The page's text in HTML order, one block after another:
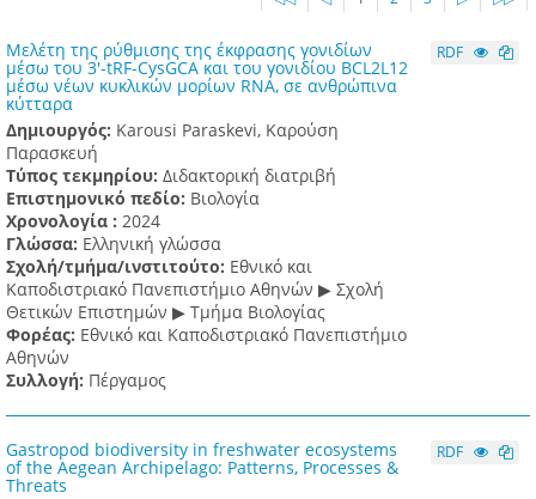
Μελέτη της ρύθμισης της έκφρασης γονιδίων
μέσω του 3′-tRF-CysGCA και του γονιδίου BCL2L12
μέσω νέων κυκλικών μορίων RNA, σε ανθρώπινα
κύτταρα
Δημιουργός: Karousi Paraskevi, Καρούση
Παρασκευή
Τύπος τεκμηρίου: Διδακτορική διατριβή
Επιστημονικό πεδίο: Βιολογία
Χρονολογία : 2024
Γλώσσα: Ελληνική γλώσσα
Σχολή/τμήμα/ινστιτούτο: Εθνικό και
Καποδιστριακό Πανεπιστήμιο Αθηνών ▶ Σχολή
Θετικών Επιστημών ▶ Τμήμα Βιολογίας
Φορέας: Εθνικό και Καποδιστριακό Πανεπιστήμιο
Αθηνών
Συλλογή: Πέργαμος
RDF
Gastropod biodiversity in freshwater ecosystems
of the Aegean Archipelago: Patterns, Processes &
Threats
RDF